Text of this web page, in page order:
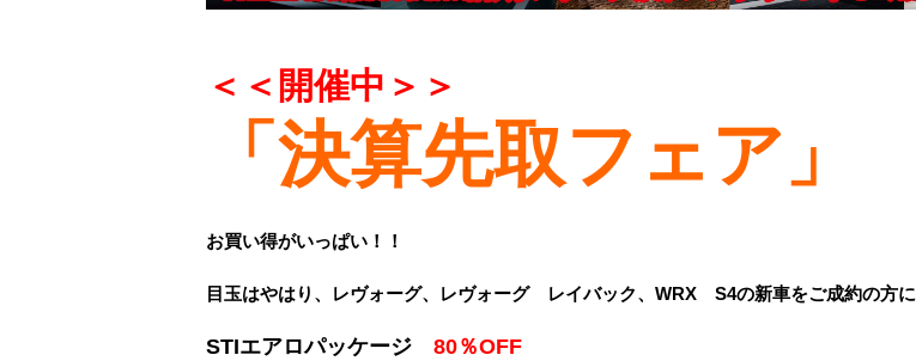
＜＜開催中＞＞
「決算先取フェア」
お買い得がいっぱい！！
目玉はやはり、レヴォーグ、レヴォーグ レイバック、WRX S4の新車をご成約の方に
STIエアロパッケージ 80％OFF